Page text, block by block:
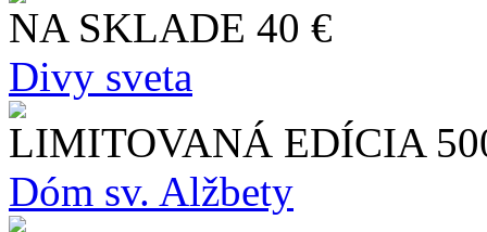
NA SKLADE 40 €
Divy sveta
LIMITOVANÁ EDÍCIA
Dóm sv. Alžbety